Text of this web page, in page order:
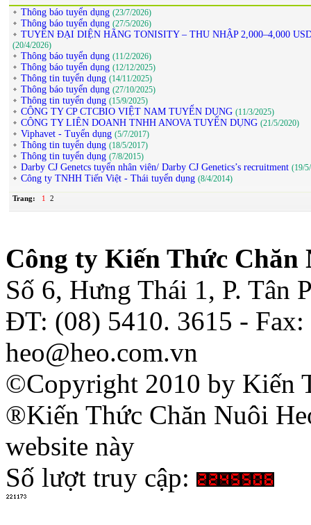
Thông báo tuyển dụng (23/7/2026)
Thông báo tuyển dụng (27/5/2026)
TUYỂN ĐẠI DIỆN HÃNG TONISITY – THU NHẬP 2,000–4,000
(20/4/2026)
Thông báo tuyển dụng (11/2/2026)
Thông báo tuyển dụng (12/12/2025)
Thông tin tuyển dụng (14/11/2025)
Thông báo tuyển dụng (27/10/2025)
Thông tin tuyển dụng (15/9/2025)
CÔNG TY CP CTCBIO VIỆT NAM TUYỂN DỤNG (11/3/2025)
CÔNG TY LIÊN DOANH TNHH ANOVA TUYỂN DỤNG (21/5/2020)
Viphavet - Tuyển dụng (5/7/2017)
Thông tin tuyển dụng (18/5/2017)
Thông tin tuyển dụng (7/8/2015)
Darby CJ Genetcs tuyển nhân viên/ Darby CJ Genetics’s recruitment (19/
Công ty TNHH Tiến Việt - Thái tuyển dụng (8/4/2014)
Trang: 1 2
Công ty Kiến Thức Chăn
Số 6, Hưng Thái 1, P. Tân
ĐT: (08) 5410. 3615 -
heo@heo.com.vn
©Copyright 2010 by Kiến
®Kiến Thức Chăn Nuôi
website này
Số lượt truy cập: